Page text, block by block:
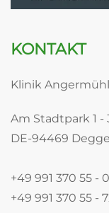
KONTAKT
Klinik
Am Stadtpark 1 -
DE-94469
+49 991 370 55 -
+49 991 370 55 -